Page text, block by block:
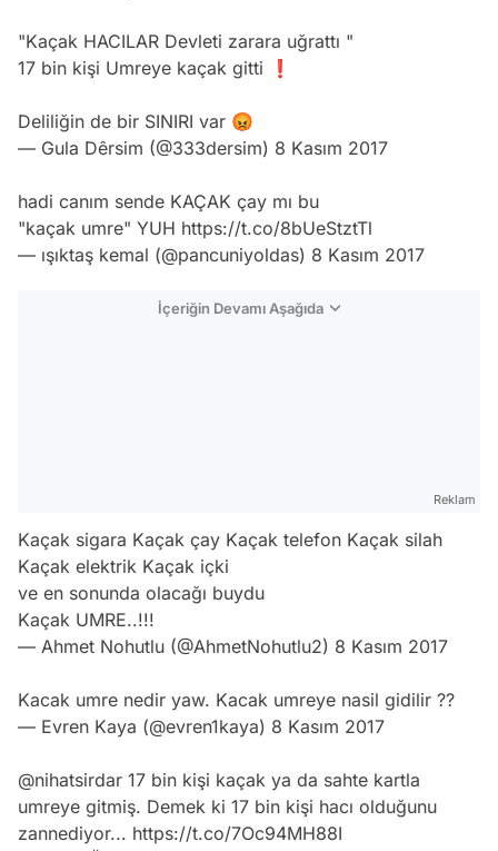
"Kaçak HACILAR Devleti zarara uğrattı "
17 bin kişi Umreye kaçak gitti ❗️
Deliliğin de bir SINIRI var 😡
— Gula Dêrsim (@333dersim) 8 Kasım 2017
hadi canım sende KAÇAK çay mı bu
"kaçak umre" YUH https://t.co/8bUeStztTl
— ışıktaş kemal (@pancuniyoldas) 8 Kasım 2017
İçeriğin Devamı Aşağıda
Reklam
Kaçak sigara Kaçak çay Kaçak telefon Kaçak silah
Kaçak elektrik Kaçak içki
ve en sonunda olacağı buydu
Kaçak UMRE..!!!
— Ahmet Nohutlu (@AhmetNohutlu2) 8 Kasım 2017
Kacak umre nedir yaw. Kacak umreye nasil gidilir ??
— Evren Kaya (@evren1kaya) 8 Kasım 2017
@nihatsirdar 17 bin kişi kaçak ya da sahte kartla
umreye gitmiş. Demek ki 17 bin kişi hacı olduğunu
zannediyor... https://t.co/7Oc94MH88I